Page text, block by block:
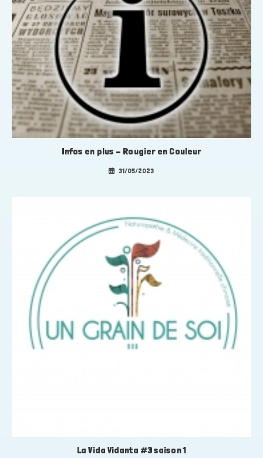
Infos en plus – Rougier en Couleur
31/05/2023
La Vida Vidanta #3 saison 1